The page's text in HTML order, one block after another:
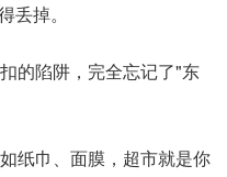
丢掉。
的陷阱，完全忘记了"东
纸巾、面膜，超市就是你